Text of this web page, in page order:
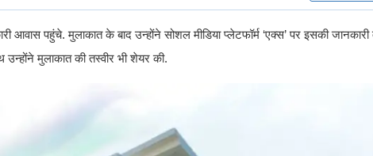
पहुंचे. मुलाकात के बाद उन्होंने सोशल मीडिया प्लेटफॉर्म ‘एक्स’ पर इसकी जानकारी
मुलाकात की तस्वीर भी शेयर की.